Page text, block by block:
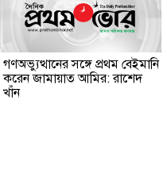
গণঅভ্যুত্থানের সঙ্গে প্রথম বেইমানি
করেন জামায়াত আমির: রাশেদ
খাঁন